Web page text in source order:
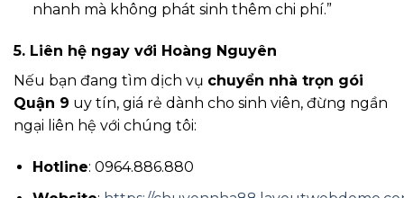
nhanh mà không phát sinh thêm chi phí.”
5. Liên hệ ngay với Hoàng Nguyên
Nếu bạn đang tìm dịch vụ chuyển nhà trọn gói
Quận 9 uy tín, giá rẻ dành cho sinh viên, đừng ngần
ngại liên hệ với chúng tôi:
Hotline: 0964.886.880